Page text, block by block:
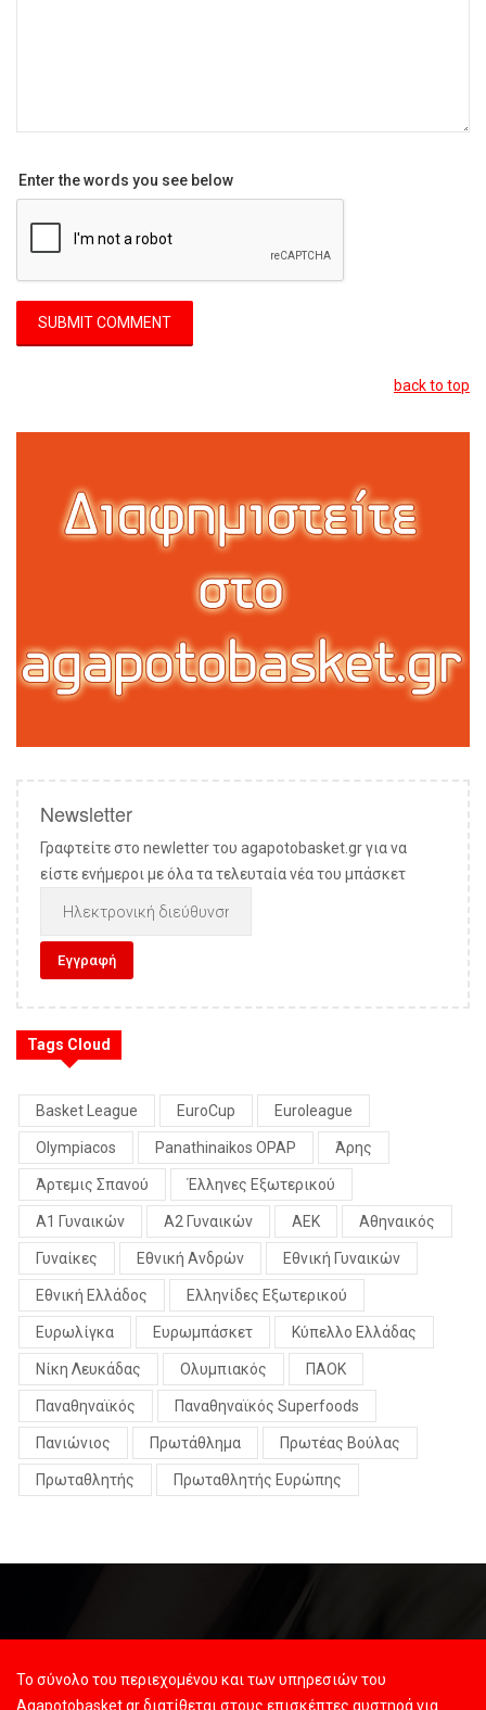
Enter the words you see below
back to top
Newsletter
Γραφτείτε στο newletter του agapotobasket.gr για να
είστε ενήμεροι με όλα τα τελευταία νέα του μπάσκετ
Tags Cloud
Basket League EuroCup Euroleague
Olympiacos Panathinaikos OPAP Άρης
Άρτεμις Σπανού Έλληνες Εξωτερικού
Α1 Γυναικών Α2 Γυναικών ΑΕΚ Αθηναικός
Γυναίκες Εθνική Ανδρών Εθνική Γυναικών
Εθνική Ελλάδος Ελληνίδες Εξωτερικού
Ευρωλίγκα Ευρωμπάσκετ Κύπελλο Ελλάδας
Νίκη Λευκάδας Ολυμπιακός ΠΑΟΚ
Παναθηναϊκός Παναθηναϊκός Superfoods
Πανιώνιος Πρωτάθλημα Πρωτέας Βούλας
Πρωταθλητής Πρωταθλητής Ευρώπης
Το σύνολο του περιεχομένου και των υπηρεσιών του
Agapotobasket.gr διατίθεται στους επισκέπτες αυστηρά για